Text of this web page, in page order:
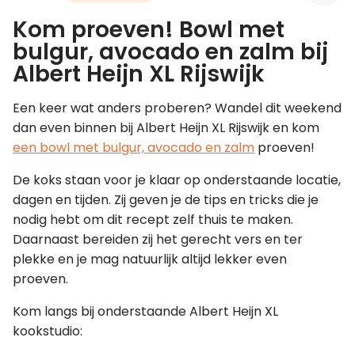
Leer koken als een chef
Kooktips & blogs
Kom proeven! Bowl met
bulgur, avocado en zalm bij
Albert Heijn XL Rijswijk
Een keer wat anders proberen? Wandel dit weekend
dan even binnen bij Albert Heijn XL Rijswijk en kom
een bowl met bulgur, avocado en zalm proeven!
De koks staan voor je klaar op onderstaande locatie,
dagen en tijden. Zij geven je de tips en tricks die je
nodig hebt om dit recept zelf thuis te maken.
Daarnaast bereiden zij het gerecht vers en ter
plekke en je mag natuurlijk altijd lekker even
proeven.
Kom langs bij onderstaande Albert Heijn XL
kookstudio: